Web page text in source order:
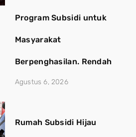
Program Subsidi untuk
Masyarakat
Berpenghasilan. Rendah
Agustus 6, 2026
Rumah Subsidi Hijau